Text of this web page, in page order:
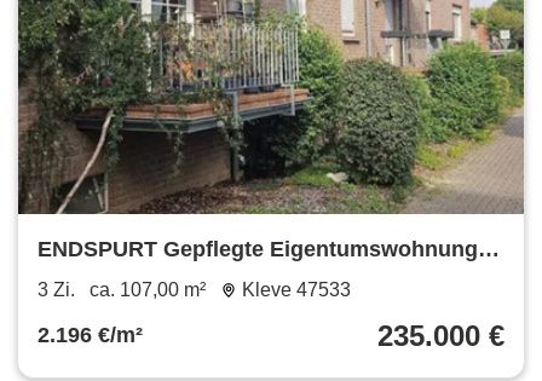
ENDSPURT Gepflegte Eigentumswohnung in
Hochparterre mit Südbalkon
3 Zi. ca. 107,00 m² Kleve 47533
2.196 €/m² 235.000 €